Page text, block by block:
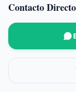
Contacto Directo